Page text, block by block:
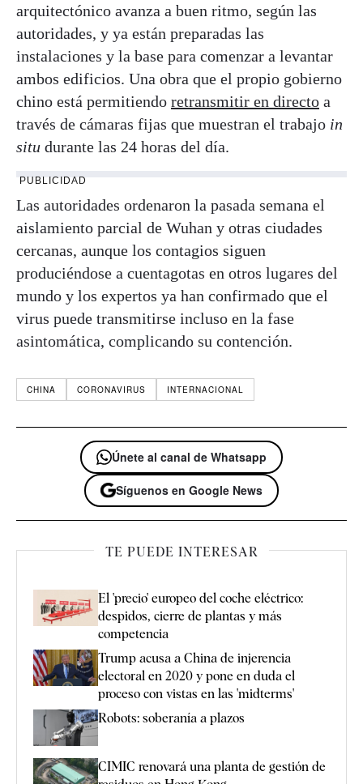
arquitectónico avanza a buen ritmo, según las
autoridades, y ya están preparadas las
instalaciones y la base para comenzar a levantar
ambos edificios. Una obra que el propio gobierno
chino está permitiendo retransmitir en directo a
través de cámaras fijas que muestran el trabajo in
situ durante las 24 horas del día.
PUBLICIDAD
Las autoridades ordenaron la pasada semana el
aislamiento parcial de Wuhan y otras ciudades
cercanas, aunque los contagios siguen
produciéndose a cuentagotas en otros lugares del
mundo y los expertos ya han confirmado que el
virus puede transmitirse incluso en la fase
asintomática, complicando su contención.
CHINA CORONAVIRUS INTERNACIONAL
Únete al canal de Whatsapp
Síguenos en Google News
TE PUEDE INTERESAR
El 'precio' europeo del coche eléctrico:
despidos, cierre de plantas y más
competencia
Trump acusa a China de injerencia
electoral en 2020 y pone en duda el
proceso con vistas en las 'midterms'
Robots: soberanía a plazos
CIMIC renovará una planta de gestión de